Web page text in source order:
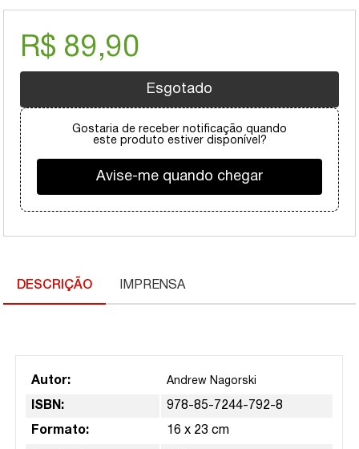
R$ 89,90
Esgotado
Gostaria de receber notificação quando
este produto estiver disponível?
Avise-me quando chegar
DESCRIÇÃO IMPRENSA
Autor: Andrew Nagorski
ISBN: 978-85-7244-792-8
Formato: 16 x 23 cm